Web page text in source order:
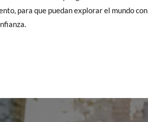
para que puedan explorar el mundo con
paquete.